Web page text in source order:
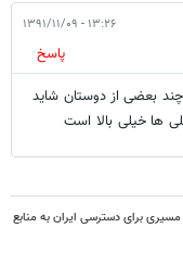
۱۳:۲۶ - ۱۳۹۱/۱۱/۰۹
پاسخ
بعضی از دوستان شاید
ها خیلی بالا است
برای دسترسی ایران به منابع